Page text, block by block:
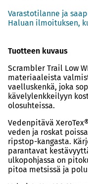
Varastotilanne ja
Haluan ilmoituksen,
Tuotteen kuvaus
Scrambler Trail Low
materiaaleista
vaelluskenkä, joka
kävelylenkkeilyyn
olosuhteissa.
Vedenpitävä
veden ja roskat
ripstop-kangasta.
parantavat
ulkopohjassa on
pitoa metsissä ja